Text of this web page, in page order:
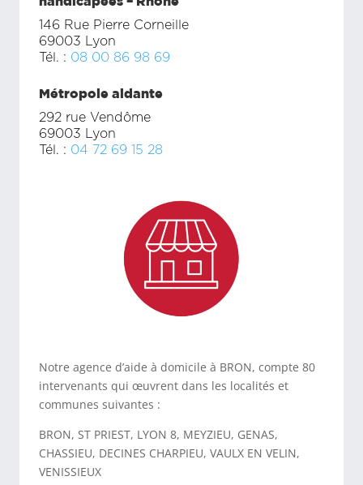
Notre agence d’aide à domicile à BRON, compte 80
intervenants qui œuvrent dans les localités et
communes suivantes :
BRON, ST PRIEST, LYON 8, MEYZIEU, GENAS,
CHASSIEU, DECINES CHARPIEU, VAULX EN VELIN,
VENISSIEUX
146 Rue Pierre Corneille
69003 Lyon
Tél. : 08 00 86 98 69
Métropole aidante
292 rue Vendôme
69003 Lyon
Tél. : 04 72 69 15 28